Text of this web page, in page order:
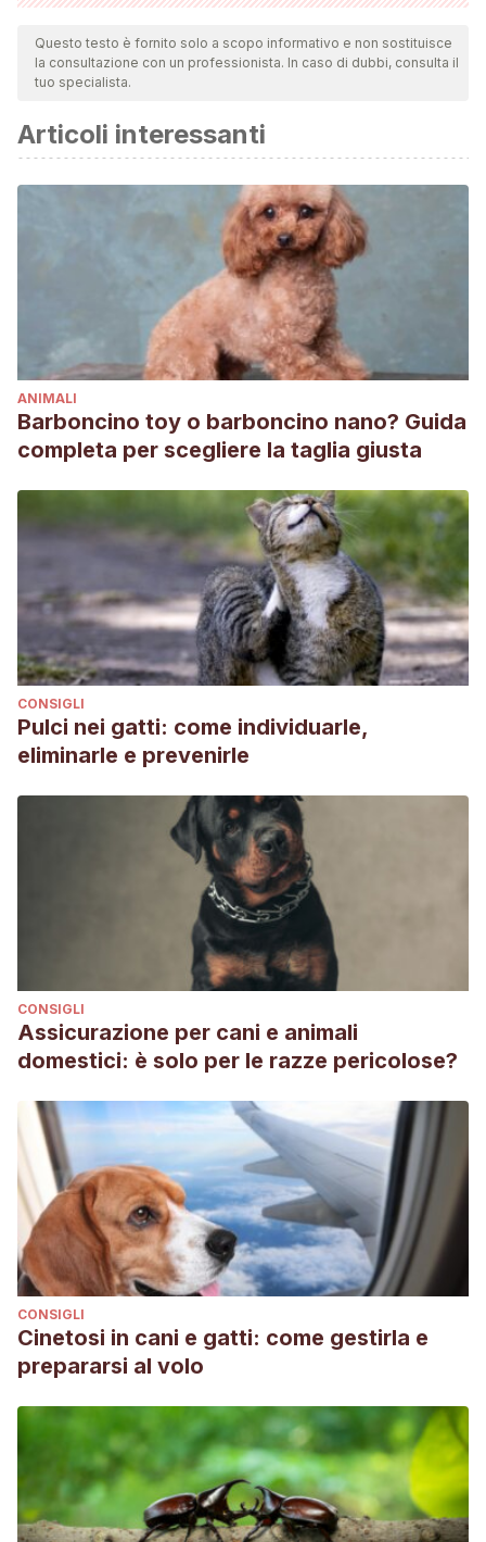
Tutte le fonti citate sono state esaminate a fondo dal nostro
team per garantirne la qualità, l'affidabilità, l'attualità e la
validità. La bibliografia di questo articolo è stata considerata
Questo testo è fornito solo a scopo informativo e non sostituisce
la consultazione con un professionista. In caso di dubbi, consulta il
tuo specialista.
Articoli interessanti
ANIMALI
Barboncino toy o barboncino nano? Guida
completa per scegliere la taglia giusta
CONSIGLI
Pulci nei gatti: come individuarle,
eliminarle e prevenirle
CONSIGLI
Assicurazione per cani e animali
domestici: è solo per le razze pericolose?
CONSIGLI
Cinetosi in cani e gatti: come gestirla e
prepararsi al volo